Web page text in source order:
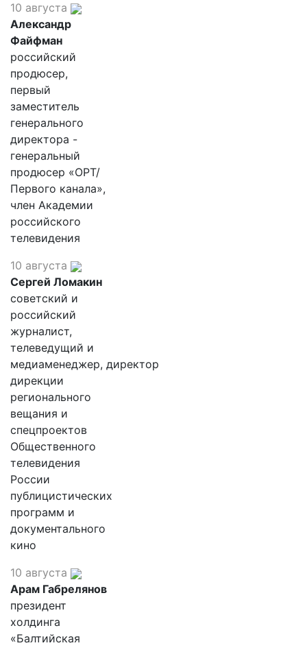
10 августа
Александр
Файфман
российский
продюсер,
первый
заместитель
генерального
директора -
генеральный
продюсер «ОРТ/
Первого канала»,
член Академии
российского
телевидения
10 августа
Сергей Ломакин
советский и
российский
журналист,
телеведущий и
медиаменеджер, директор
дирекции
регионального
вещания и
спецпроектов
Общественного
телевидения
России
публицистических
программ и
документального
кино
10 августа
Арам Габрелянов
президент
холдинга
«Балтийская